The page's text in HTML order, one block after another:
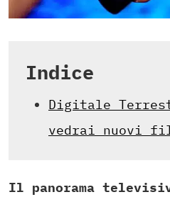
Indice
Digitale
vedrai nuovi
Il panorama